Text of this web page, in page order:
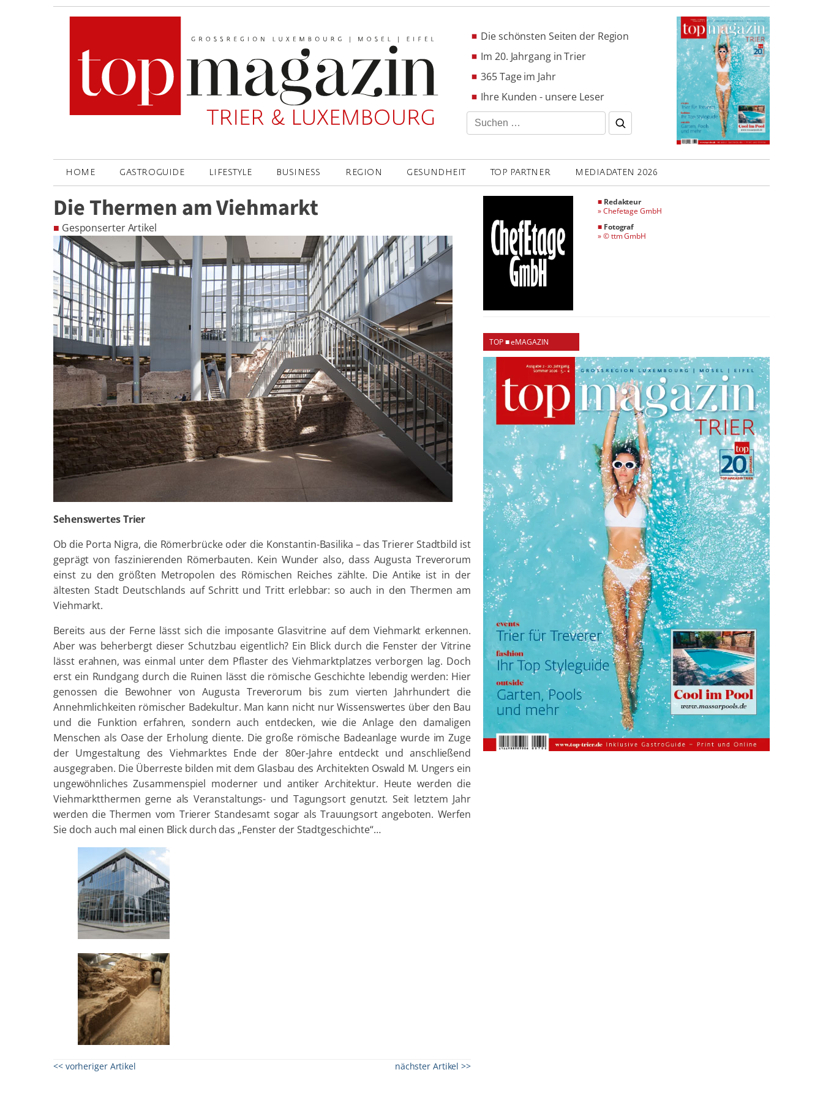
Die schönsten Seiten der Region
Im 20. Jahrgang in Trier
365 Tage im Jahr
Ihre Kunden - unsere Leser
Suchen
nach:
HOME GASTROGUIDE LIFESTYLE BUSINESS REGION GESUNDHEIT TOP PARTNER MEDIADATEN 2026
Die Thermen am Viehmarkt
■ Gesponserter Artikel
Sehenswertes Trier
Ob die Porta Nigra, die Römerbrücke oder die Konstantin-Basilika – das Trierer Stadtbild ist
geprägt von faszinierenden Römerbauten. Kein Wunder also, dass Augusta Treverorum
einst zu den größten Metropolen des Römischen Reiches zählte. Die Antike ist in der
ältesten Stadt Deutschlands auf Schritt und Tritt erlebbar: so auch in den Thermen am
Viehmarkt.
Bereits aus der Ferne lässt sich die imposante Glasvitrine auf dem Viehmarkt erkennen.
Aber was beherbergt dieser Schutzbau eigentlich? Ein Blick durch die Fenster der Vitrine
lässt erahnen, was einmal unter dem Pflaster des Viehmarktplatzes verborgen lag. Doch
erst ein Rundgang durch die Ruinen lässt die römische Geschichte lebendig werden: Hier
genossen die Bewohner von Augusta Treverorum bis zum vierten Jahrhundert die
Annehmlichkeiten römischer Badekultur. Man kann nicht nur Wissenswertes über den Bau
und die Funktion erfahren, sondern auch entdecken, wie die Anlage den damaligen
Menschen als Oase der Erholung diente. Die große römische Badeanlage wurde im Zuge
der Umgestaltung des Viehmarktes Ende der 80er-Jahre entdeckt und anschließend
ausgegraben. Die Überreste bilden mit dem Glasbau des Architekten Oswald M. Ungers ein
ungewöhnliches Zusammenspiel moderner und antiker Architektur. Heute werden die
Viehmarktthermen gerne als Veranstaltungs- und Tagungsort genutzt. Seit letztem Jahr
werden die Thermen vom Trierer Standesamt sogar als Trauungsort angeboten. Werfen
Sie doch auch mal einen Blick durch das „Fenster der Stadtgeschichte“…
<< vorheriger Artikel nächster Artikel >>
■ Redakteur
»Chefetage GmbH
■ Fotograf
»© ttm GmbH
TOP ■ eMAGAZIN